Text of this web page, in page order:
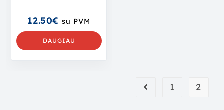
12.50€ su PVM
DAUGIAU
1 2